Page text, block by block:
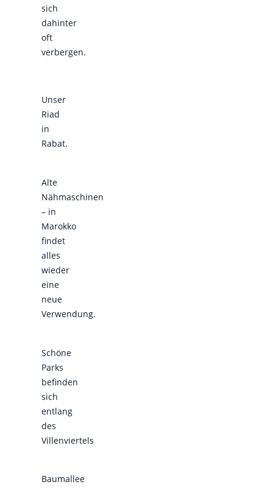
sich
dahinter
oft
verbergen.
Unser
Riad
in
Rabat.
Alte
Nähmaschinen
– in
Marokko
findet
alles
wieder
eine
neue
Verwendung.
Schöne
Parks
befinden
sich
entlang
des
Villenviertels
Baumallee